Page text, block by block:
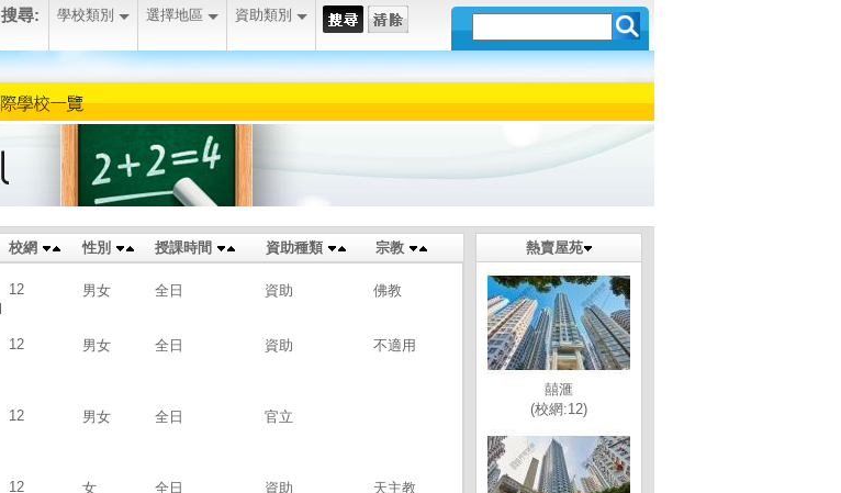
搜尋: 學校類別 選擇地區 資助類別
校網 性別 授課時間 資助種類 宗教
12 男女 全日 資助 佛教
12 男女 全日 資助 不適用
12 男女 全日 官立
12 女 全日 資助 天主教
熱賣屋苑
囍滙
(校網:12)